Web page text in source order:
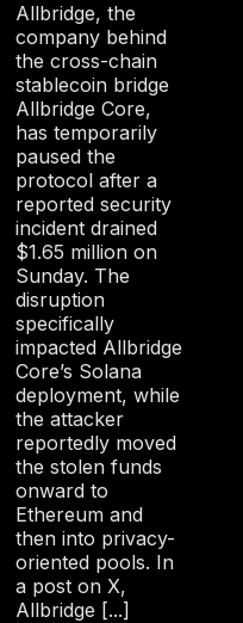
Allbridge, the
company behind
the cross-chain
stablecoin bridge
Allbridge Core,
has temporarily
paused the
protocol after a
reported security
incident drained
$1.65 million on
Sunday. The
disruption
specifically
impacted Allbridge
Core’s Solana
deployment, while
the attacker
reportedly moved
the stolen funds
onward to
Ethereum and
then into privacy-
oriented pools. In
a post on X,
Allbridge [...]